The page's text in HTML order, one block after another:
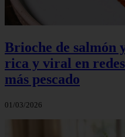
Brioche de salmón
rica y viral en
más pescado
01/03/2026